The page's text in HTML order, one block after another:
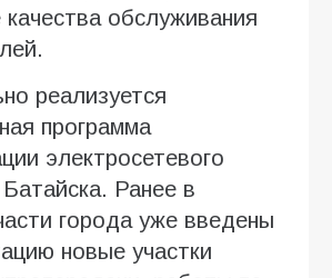
обслуживания
реализуется
программа
электросетевого
Ранее в
города уже введены
новые участки